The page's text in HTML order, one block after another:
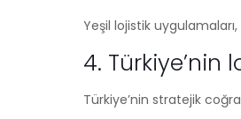
Yeşil lojistik
4. Türkiye’nin
Türkiye’nin stratejik